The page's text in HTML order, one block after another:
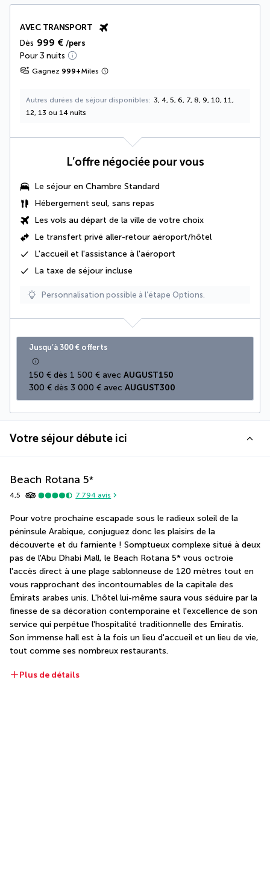
AVEC TRANSPORT
Dès 999 € /pers
Pour 3 nuits
Gagnez 999+Miles
Autres durées de séjour disponibles
3, 4, 5, 6, 7, 8, 9, 10, 11,
12, 13 ou 14 nuits
L’offre négociée pour vous
Le séjour en Chambre Standard
Hébergement seul, sans repas
Les vols au départ de la ville de votre choix
Le transfert privé aller-retour aéroport/hôtel
L'accueil et l'assistance à l'aéroport
La taxe de séjour incluse
Personnalisation possible à l’étape Options.
Jusqu’à 300 € offerts
150 € dès 1 500 € avec AUGUST150
300 € dès 3 000 € avec AUGUST300
Votre séjour débute ici
Beach Rotana 5*
4,5 7 794 avis
Pour votre prochaine escapade sous le radieux soleil de la
péninsule Arabique, conjuguez donc les plaisirs de la
découverte et du farniente ! Somptueux complexe situé à deux
pas de l'Abu Dhabi Mall, le Beach Rotana 5* vous octroie
l'accès direct à une plage sablonneuse de 120 mètres tout en
vous rapprochant des incontournables de la capitale des
Émirats arabes unis. L'hôtel lui-même saura vous séduire par la
finesse de sa décoration contemporaine et l'excellence de son
service qui perpétue l'hospitalité traditionnelle des Émiratis.
Son immense hall est à la fois un lieu d'accueil et un lieu de vie,
tout comme ses nombreux restaurants.
Plus de détails